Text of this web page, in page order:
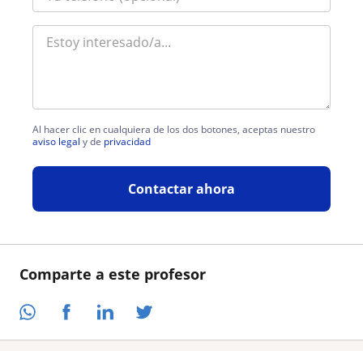
Comparte a este profesor
Al hacer clic en cualquiera de los dos botones, aceptas nuestro
aviso legal y de privacidad
Contactar ahora